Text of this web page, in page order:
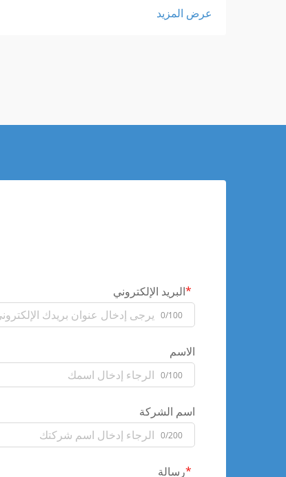
عرض المزيد
البريد الإلكتروني
0/100
الاسم
0/100
اسم الشركة
0/200
رسالة